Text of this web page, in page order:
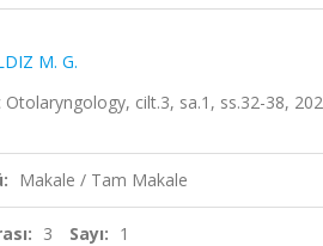
M. G.
Otolaryngology, cilt.3, sa.1, ss.32-38,
Makale / Tam Makale
3 Sayı: 1